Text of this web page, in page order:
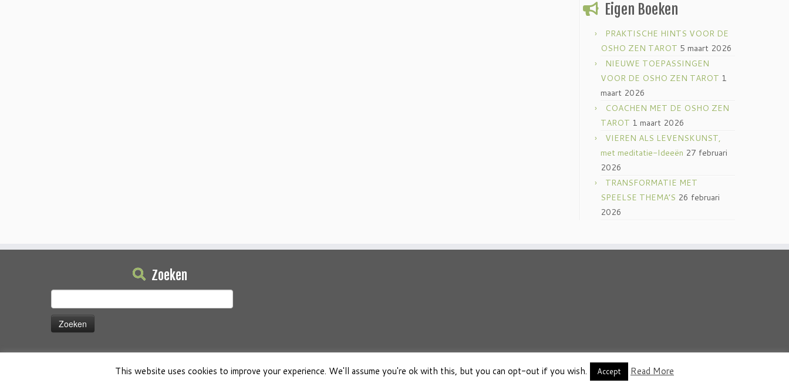
Eigen Boeken
PRAKTISCHE HINTS VOOR DE
OSHO ZEN TAROT 5 maart 2026
NIEUWE TOEPASSINGEN
VOOR DE OSHO ZEN TAROT 1
maart 2026
COACHEN MET DE OSHO ZEN
TAROT 1 maart 2026
VIEREN ALS LEVENSKUNST,
met meditatie-Ideeën 27 februari
2026
TRANSFORMATIE MET
SPEELSE THEMA’S 26 februari
2026
Zoeken
naar:
·© 2026 Osho Boeken Besproken·Aangeboden door ·Ontworpen met deCustomizr thema ·
This website uses cookies to improve your experience. We'll assume you're ok with this, but you can opt-out if you wish. Accept Read More